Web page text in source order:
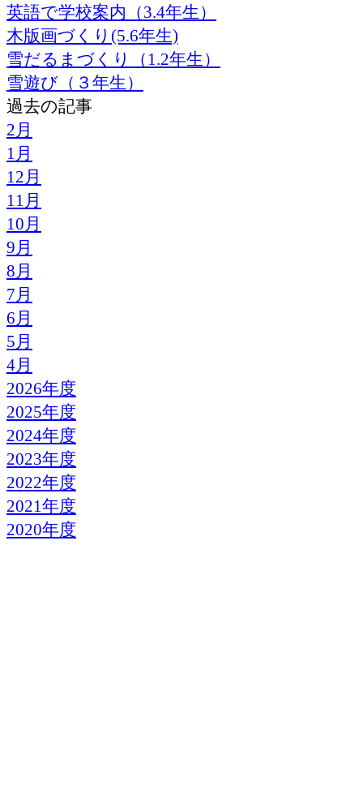
英語で学校案内（3.4年生）
木版画づくり(5.6年生)
雪だるまづくり（1.2年生）
雪遊び（３年生）
過去の記事
2月
1月
12月
11月
10月
9月
8月
7月
6月
5月
4月
2026年度
2025年度
2024年度
2023年度
2022年度
2021年度
2020年度